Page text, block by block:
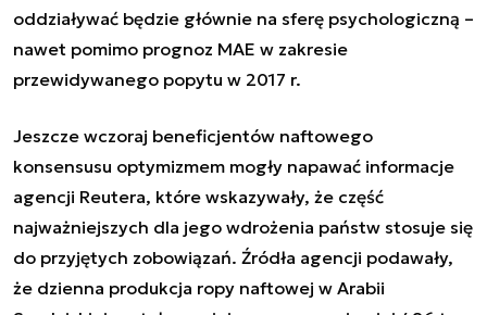
oddziaływać będzie głównie na sferę psychologiczną –
nawet pomimo prognoz MAE w zakresie
przewidywanego popytu w 2017 r.
Jeszcze wczoraj beneficjentów naftowego
konsensusu optymizmem mogły napawać informacje
agencji Reutera, które wskazywały, że część
najważniejszych dla jego wdrożenia państw stosuje się
do przyjętych zobowiązań. Źródła agencji podawały,
że dzienna produkcja ropy naftowej w Arabii